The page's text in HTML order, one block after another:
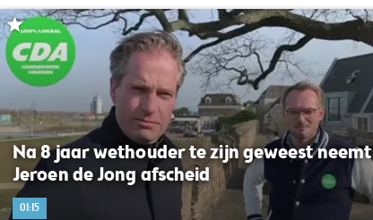
Na 8 jaar wethouder te zijn geweest neemt
Jeroen de Jong afscheid
01:15